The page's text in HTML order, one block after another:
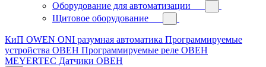
Оборудование для автоматизации
Щитовое оборудование
КиП OWEN ONI разумная автоматика Программируемые
устройства ОВЕН Программируемые реле ОВЕН
MEYERTEC Датчики ОВЕН